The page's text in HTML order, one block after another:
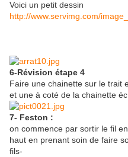
Voici un petit dessin
http://www.servimg.com/
6-Révision étape 4
Faire une chainette sur le trait
et une à coté de la chainette
7- Feston :
on commence par sortir le fil
haut en prenant soin de faire
fils-